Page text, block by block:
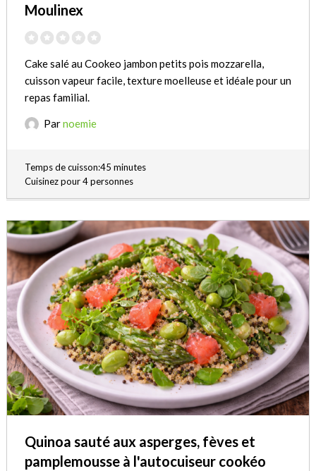
Moulinex
Cake salé au Cookeo jambon petits pois mozzarella,
cuisson vapeur facile, texture moelleuse et idéale pour un
repas familial.
Parnoemie
Temps de cuisson:45 minutes
Cuisinez pour 4 personnes
Quinoa sauté aux asperges, fèves et
pamplemousse à l'autocuiseur cookéo